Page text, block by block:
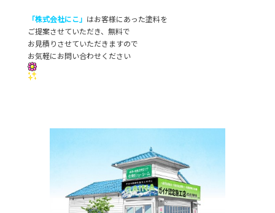
「株式会社にこ」 はお客様にあった塗料を
ご提案させていただき、無料で
お見積りさせていただきますので
お気軽にお問い合わせください